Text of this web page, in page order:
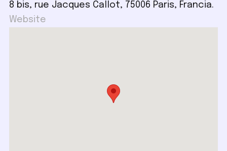
8 bis, rue Jacques Callot, 75006 Paris, Francia.
Website